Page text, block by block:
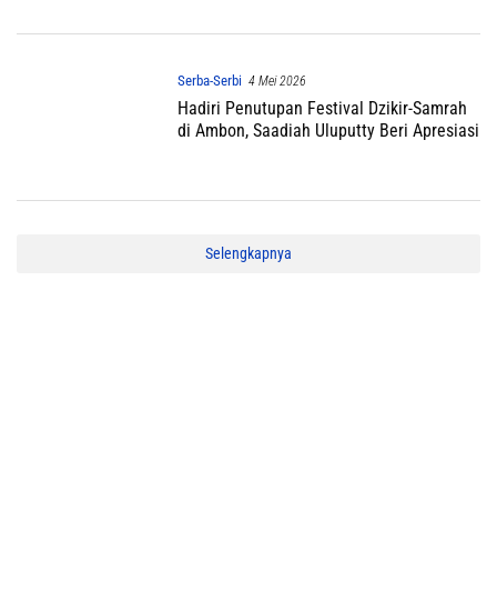
Serba-Serbi 4 Mei 2026
Hadiri Penutupan Festival Dzikir-Samrah
di Ambon, Saadiah Uluputty Beri Apresiasi
Selengkapnya